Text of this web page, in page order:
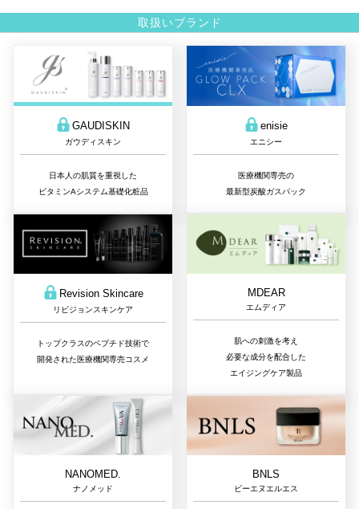
取扱いブランド
GAUDISKIN
ガウディスキン
日本人の肌質を重視した
ビタミンAシステム基礎化粧品
enisie
エニシー
医療機関専売の
最新型炭酸ガスパック
Revision Skincare
リビジョンスキンケア
トップクラスのペプチド技術で
開発された医療機関専売コスメ
MDEAR
エムディア
肌への刺激を考え
必要な成分を配合した
エイジングケア製品
NANOMED.
ナノメッド
BNLS
ビーエヌエルエス